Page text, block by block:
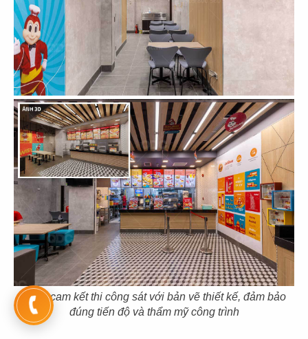
QDC cam kết thi công sát với bản vẽ thiết kế, đảm bảo
đúng tiến độ và thẩm mỹ công trình
CN Q. Bình Tân CN Vinhomes Golden River
139
BA BA KỶ NGUYÊN
CN Vinhomes Grand Park
140
HAI XỊ
CN. Thủ Dầu Một
141
O TEM
CN Hưng Phước 3 - Q.7
142
RESKI HOTPOT
CN Cityland Gò Vấp